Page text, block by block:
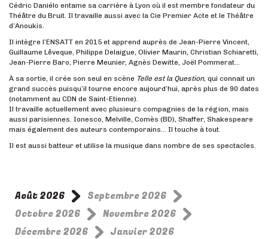
Cédric Daniélo entame sa carrière à Lyon où il est membre fondateur du
Théâtre du Bruit. Il travaille aussi avec la Cie Premier Acte et le Théâtre
d’Anoukis.
Il intègre l’ENSATT en 2015 et apprend auprès de Jean-Pierre Vincent,
Guillaume Lêveque, Philippe Delaigue, Olivier Maurin, Christian Schiaretti,
Jean-Pierre Baro, Pierre Meunier, Agnès Dewitte, Joël Pommerat…
À sa sortie, il crée son seul en scène Telle est la Question, qui connait un
grand succès puisqu’il tourne encore aujourd’hui, après plus de 90 dates
(notamment au CDN de Saint-Etienne).
Il travaille actuellement avec plusieurs compagnies de la région, mais
aussi parisiennes. Ionesco, Melville, Comès (BD), Shaffer, Shakespeare
mais également des auteurs contemporains… Il touche à tout.
Il est aussi batteur et utilise la musique dans nombre de ses spectacles.
Août 2026
Septembre 2026
Octobre 2026
Novembre 2026
Décembre 2026
Janvier 2026